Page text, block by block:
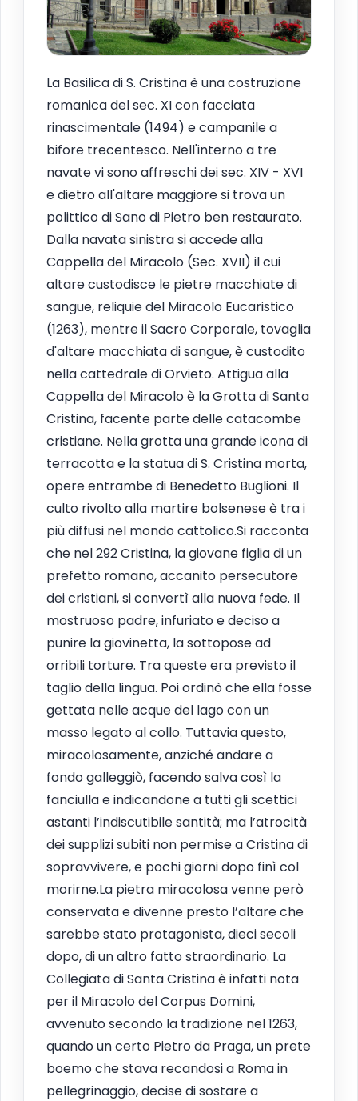
La Basilica di S. Cristina è una costruzione
romanica del sec. XI con facciata
rinascimentale (1494) e campanile a
bifore trecentesco. Nell'interno a tre
navate vi sono affreschi dei sec. XIV - XVI
e dietro all'altare maggiore si trova un
polittico di Sano di Pietro ben restaurato.
Dalla navata sinistra si accede alla
Cappella del Miracolo (Sec. XVII) il cui
altare custodisce le pietre macchiate di
sangue, reliquie del Miracolo Eucaristico
(1263), mentre il Sacro Corporale, tovaglia
d'altare macchiata di sangue, è custodito
nella cattedrale di Orvieto. Attigua alla
Cappella del Miracolo è la Grotta di Santa
Cristina, facente parte delle catacombe
cristiane. Nella grotta una grande icona di
terracotta e la statua di S. Cristina morta,
opere entrambe di Benedetto Buglioni. Il
culto rivolto alla martire bolsenese è tra i
più diffusi nel mondo cattolico.Si racconta
che nel 292 Cristina, la giovane figlia di un
prefetto romano, accanito persecutore
dei cristiani, si convertì alla nuova fede. Il
mostruoso padre, infuriato e deciso a
punire la giovinetta, la sottopose ad
orribili torture. Tra queste era previsto il
taglio della lingua. Poi ordinò che ella fosse
gettata nelle acque del lago con un
masso legato al collo. Tuttavia questo,
miracolosamente, anziché andare a
fondo galleggiò, facendo salva così la
fanciulla e indicandone a tutti gli scettici
astanti l’indiscutibile santità; ma l’atrocità
dei supplizi subiti non permise a Cristina di
sopravvivere, e pochi giorni dopo finì col
morirne.La pietra miracolosa venne però
conservata e divenne presto l’altare che
sarebbe stato protagonista, dieci secoli
dopo, di un altro fatto straordinario. La
Collegiata di Santa Cristina è infatti nota
per il Miracolo del Corpus Domini,
avvenuto secondo la tradizione nel 1263,
quando un certo Pietro da Praga, un prete
boemo che stava recandosi a Roma in
pellegrinaggio, decise di sostare a